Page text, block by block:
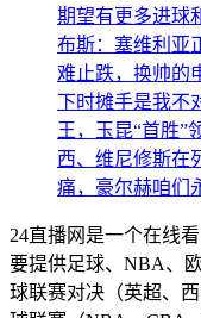
期望有更多进球
布斯：塞维利亚
难止跌，换帅的
下时摊手是我不
王，玉昆“首胜”
西、维尼修斯在
痛，豪尔赫咱们
24直播网是一个在线
要提供足球、NBA、
球联赛对决（英超、